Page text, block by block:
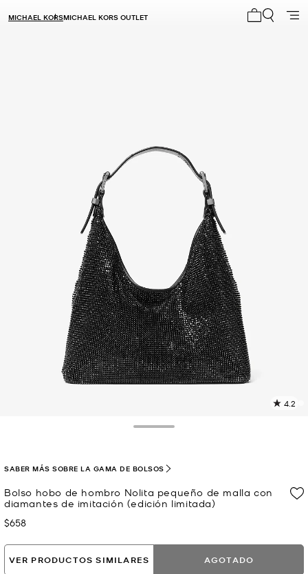
MICHAEL KORSMICHAEL KORS OUTLET
4.2
Bolso hobo de hombro Nolita pequeño de malla con
diamantes de imitación (edición limitada)
Ahora
$658
SABER MÁS SOBRE LA GAMA DE BOLSOS
VER PRODUCTOS SIMILARES AGOTADO